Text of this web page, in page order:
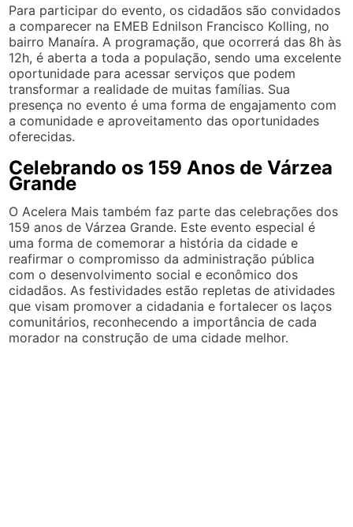
Para participar do evento, os cidadãos são convidados
a comparecer na EMEB Ednilson Francisco Kolling, no
bairro Manaíra. A programação, que ocorrerá das 8h às
12h, é aberta a toda a população, sendo uma excelente
oportunidade para acessar serviços que podem
transformar a realidade de muitas famílias. Sua
presença no evento é uma forma de engajamento com
a comunidade e aproveitamento das oportunidades
oferecidas.
Celebrando os 159 Anos de Várzea
Grande
O Acelera Mais também faz parte das celebrações dos
159 anos de Várzea Grande. Este evento especial é
uma forma de comemorar a história da cidade e
reafirmar o compromisso da administração pública
com o desenvolvimento social e econômico dos
cidadãos. As festividades estão repletas de atividades
que visam promover a cidadania e fortalecer os laços
comunitários, reconhecendo a importância de cada
morador na construção de uma cidade melhor.